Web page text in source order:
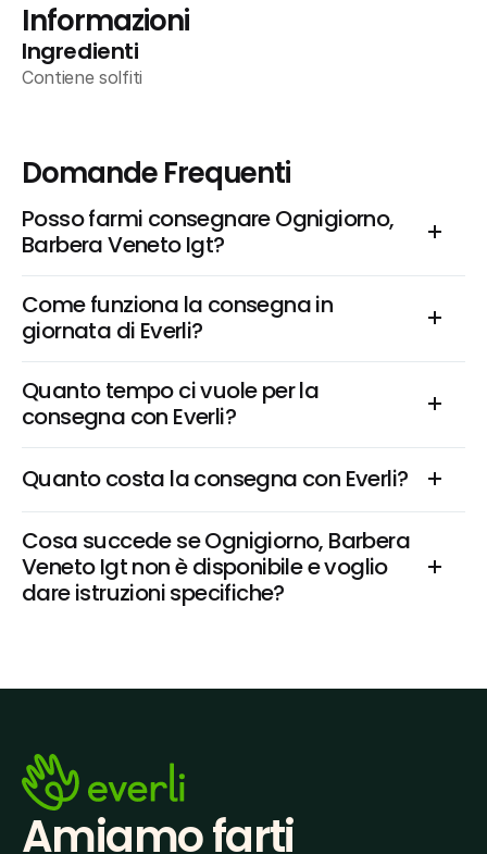
Informazioni
Ingredienti
Contiene solfiti
Domande Frequenti
Posso farmi consegnare Ognigiorno,
Barbera Veneto Igt?
Come funziona la consegna in
giornata di Everli?
Quanto tempo ci vuole per la
consegna con Everli?
Quanto costa la consegna con Everli?
Cosa succede se Ognigiorno, Barbera
Veneto Igt non è disponibile e voglio
dare istruzioni specifiche?
Amiamo farti